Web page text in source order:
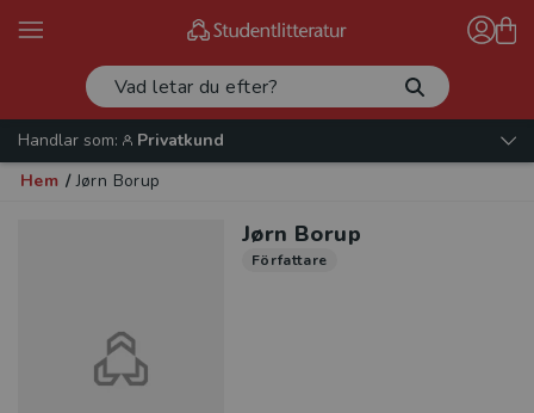
Handlar som:
Privatkund
Hem / Jørn Borup
Jørn Borup
Författare